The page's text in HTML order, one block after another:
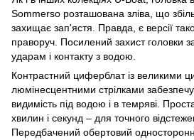
Sommerso розташована зліва, що
захищає зап'ястя. Правда, є версії
праворуч. Посилений захист головки
ударам і контакту з водою.
Контрастний циферблат із великими
люмінесцентними стрілками
видимість під водою і в темряві.
хвилин і секунд – для точного
Передбачений обертовий